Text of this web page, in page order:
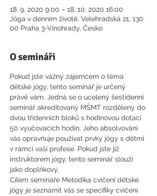
18. 9. 2020 9:00 – 18. 10. 2020 16:00
Jóga v denním životě, Velehradská 21, 130
00 Praha 3-Vinohrady, Česko
O semináři
Pokud jste vážný zájemcem o téma
dětské jógy, tento seminář je určený
právě vám. Jedná se o ucelený šestidenní
seminář akreditovaný MŠMT rozdělený do
dvou třídenních bloků s hodinovou dotací
50 vyučovacích hodin. Jeho absolvování
vás opravňuje používat prvky jógy s dětmi
v rámci vaší profese. Pokud jste již
instruktorem jógy, tento seminář slouží
jako doplňkový.
Cílem semináře Metodika cvičení dětské
jógy je seznámit vás se specifiky cvičení